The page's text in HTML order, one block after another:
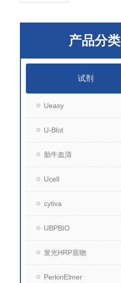
产品分类
试剂
Ueasy
U-Blot
胎牛血清
Ucell
cytiva
UBPBIO
发光HRP底物
PerkinElmer